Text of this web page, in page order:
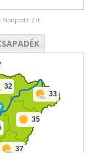
Nonprofit Zrt.
32
37
35
33